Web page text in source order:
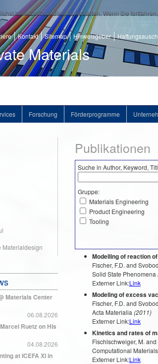
benutzerfreundlich zu gestalten. Wenn Sie
Materials
Kontakt Sitemap Hinweisgeber
Forschung Förderprogramme
Publikationen
Suche in Author, Keyword,
Gruppe:
Materials Engineering
Product Engineering
Tooling
Modelling of reaction
Fischer, F.D. and
Solid State Phenomena
Externer Link:Link
Modeling of excess
Fischer, F.D. and
Acta Materialia (2011)
Externer Link:Link
Kinetics and rates of
Fischlschweiger, M.
Computational
Externer Link:Link
Materialdesign
Materials Center
06.08.2026
Ruetz on His
04.08.2026
at ICEFA XI in